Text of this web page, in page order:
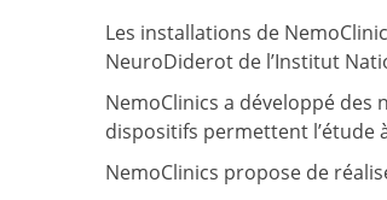
Les installations de
NeuroDiderot de l’Institut
NemoClinics a développé des
dispositifs permettent l’étude
NemoClinics propose de